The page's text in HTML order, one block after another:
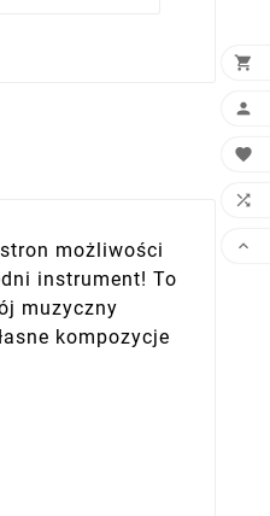
możliwości
instrument! To
muzyczny
kompozycje




